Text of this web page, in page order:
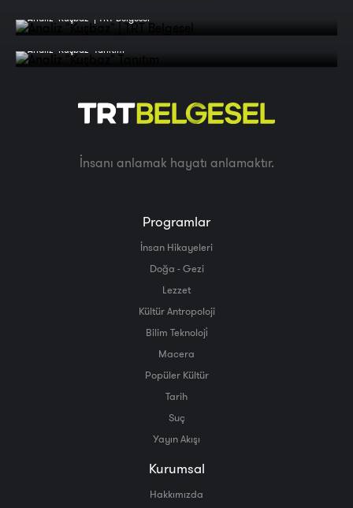
Analiz "Kuşbaz" | TRT Belgesel
Analiz "Kuşbaz" Tanıtım
İnsanı anlamak hayatı anlamaktır.
Programlar
İnsan Hikayeleri
Doğa - Gezi
Lezzet
Kültür Antropoloji
Bilim Teknoloji̇
Macera
Popüler Kültür
Tarih
Suç
Yayın Akışı
Kurumsal
Hakkımızda